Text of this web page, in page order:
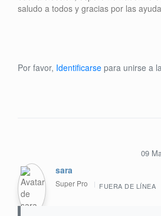
saludo a todos y gracias por las
Por favor, Identificarse para unirse a
09
sara
Super Pro FUERA DE LÍNEA